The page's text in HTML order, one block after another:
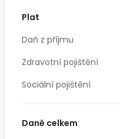
Plat
Daň z příjmu
Zdravotní pojištění
Sociální pojištění
Daně celkem